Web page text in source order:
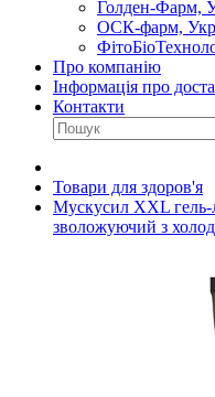
Голден-Фарм,
ОСК-фарм,
Про компанію
Інформація про
Контакти
Товари для здоров'я
Мускусил XXL гель-
зволожуючий з